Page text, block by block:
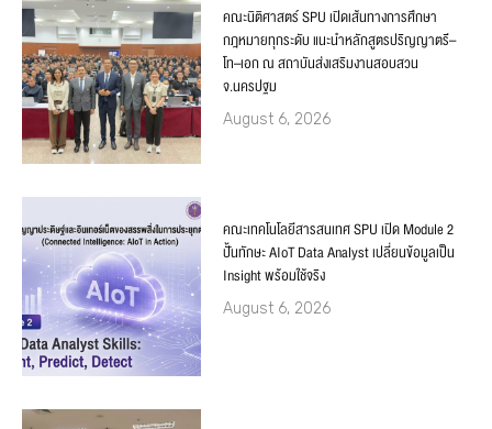
คณะนิติศาสตร์ SPU เปิดเส้นทางการศึกษา
กฎหมายทุกระดับ แนะนำหลักสูตรปริญญาตรี–
โท–เอก ณ สถาบันส่งเสริมงานสอบสวน
จ.นครปฐม
August 6, 2026
คณะเทคโนโลยีสารสนเทศ SPU เปิด Module 2
ปั้นทักษะ AIoT Data Analyst เปลี่ยนข้อมูลเป็น
Insight พร้อมใช้จริง
August 6, 2026